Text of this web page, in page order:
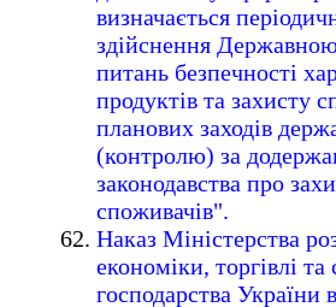
визначається
здійснення
питань безпечності
продуктів та захисту
планових заходів
(контролю) за
законодавства про
споживачів".
Наказ Міністерства
економіки, торгівлі та
господарства України